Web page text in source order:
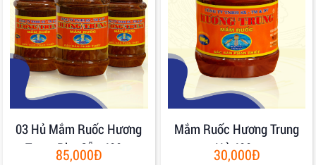
03 Hủ Mắm Ruốc Hương
Trung Pha Sẵn 400gr
85,000Đ
Mắm Ruốc Hương Trung
Hủ 400g
30,000Đ